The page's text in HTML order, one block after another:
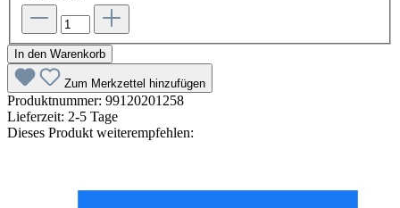
In den Warenkorb
Zum Merkzettel hinzufügen
Produktnummer: 99120201258
Lieferzeit: 2-5 Tage
Dieses Produkt weiterempfehlen: